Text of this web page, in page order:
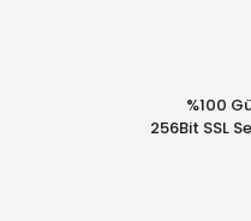
%100
256Bit SSL